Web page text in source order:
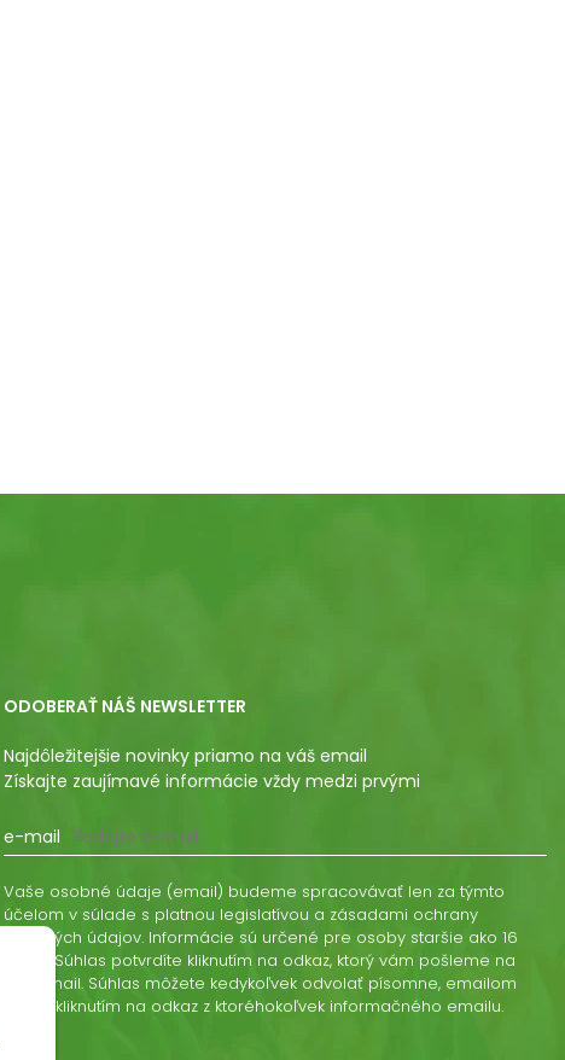
ODOBERAŤ NÁŠ NEWSLETTER
Najdôležitejšie novinky priamo na váš email
Získajte zaujímavé informácie vždy medzi prvými
e-mail
Vaše osobné údaje (email) budeme spracovávať len za týmto
účelom v súlade s platnou legislatívou a zásadami ochrany
osobných údajov. Informácie sú určené pre osoby staršie ako 16
rokov. Súhlas potvrdíte kliknutím na odkaz, ktorý vám pošleme na
váš email. Súhlas môžete kedykoľvek odvolať písomne, emailom
alebo kliknutím na odkaz z ktoréhokoľvek informačného emailu.